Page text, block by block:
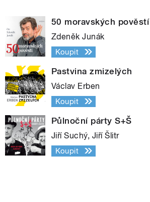
50 moravských pověstí
Zdeněk Junák
Koupit
Pastvina zmizelých
Václav Erben
Koupit
Půlnoční párty S+Š
Jiří Suchý, Jiří Šlitr
Koupit